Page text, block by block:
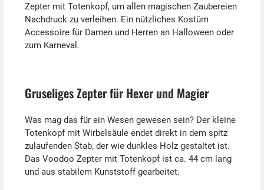
Zepter mit Totenkopf, um allen magischen Zaubereien
Nachdruck zu verleihen. Ein nützliches Kostüm
Accessoire für Damen und Herren an Halloween oder
zum Karneval.
Gruseliges Zepter für Hexer und Magier
Was mag das für ein Wesen gewesen sein? Der kleine
Totenkopf mit Wirbelsäule endet direkt in dem spitz
zulaufenden Stab, der wie dunkles Holz gestaltet ist.
Das Voodoo Zepter mit Totenkopf ist ca. 44 cm lang
und aus stabilem Kunststoff gearbeitet.